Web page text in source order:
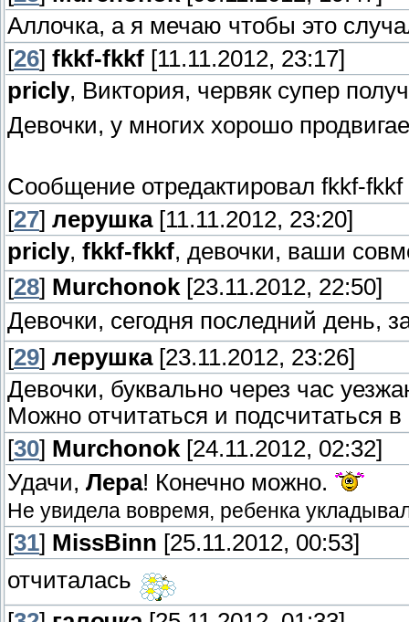
Аллочка, а я мечаю чтобы это
[26] fkkf-fkkf [11.11.2012, 23:17]
pricly, Виктория, червяк супер
Девочки, у многих хорошо
Сообщение отредактировал fkkf-fkkf
[27] лерушка[11.11.2012, 23:20]
pricly, fkkf-fkkf, девочки, ваши
[28] Murchonok [23.11.2012, 22:50]
Девочки, сегодня последний день,
[29] лерушка[23.11.2012, 23:26]
Девочки, буквально через час
Можно отчитаться и подсчитаться
[30] Murchonok [24.11.2012, 02:32]
Удачи, Лера! Конечно можно.
Не увидела вовремя, ребенка
[31] MissBinn [25.11.2012, 00:53]
отчиталась